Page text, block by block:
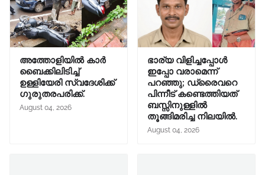
അത്തോളിയിൽ കാർ
ബൈക്കിലിടിച്ച്
ഉള്ളിയേരി സ്വദേശിക്ക്
ഗുരുതരപരിക്ക്.
August 04, 2026
ഭാര്യ വിളിച്ചപ്പോള്‍
ഇപ്പോ വരാമെന്ന്
പറഞ്ഞു; ഡ്രൈവറെ
പിന്നീട് കണ്ടെത്തിയത്
ബസ്സിനുള്ളില്‍
തൂങ്ങിമരിച്ച നിലയിൽ.
August 04, 2026